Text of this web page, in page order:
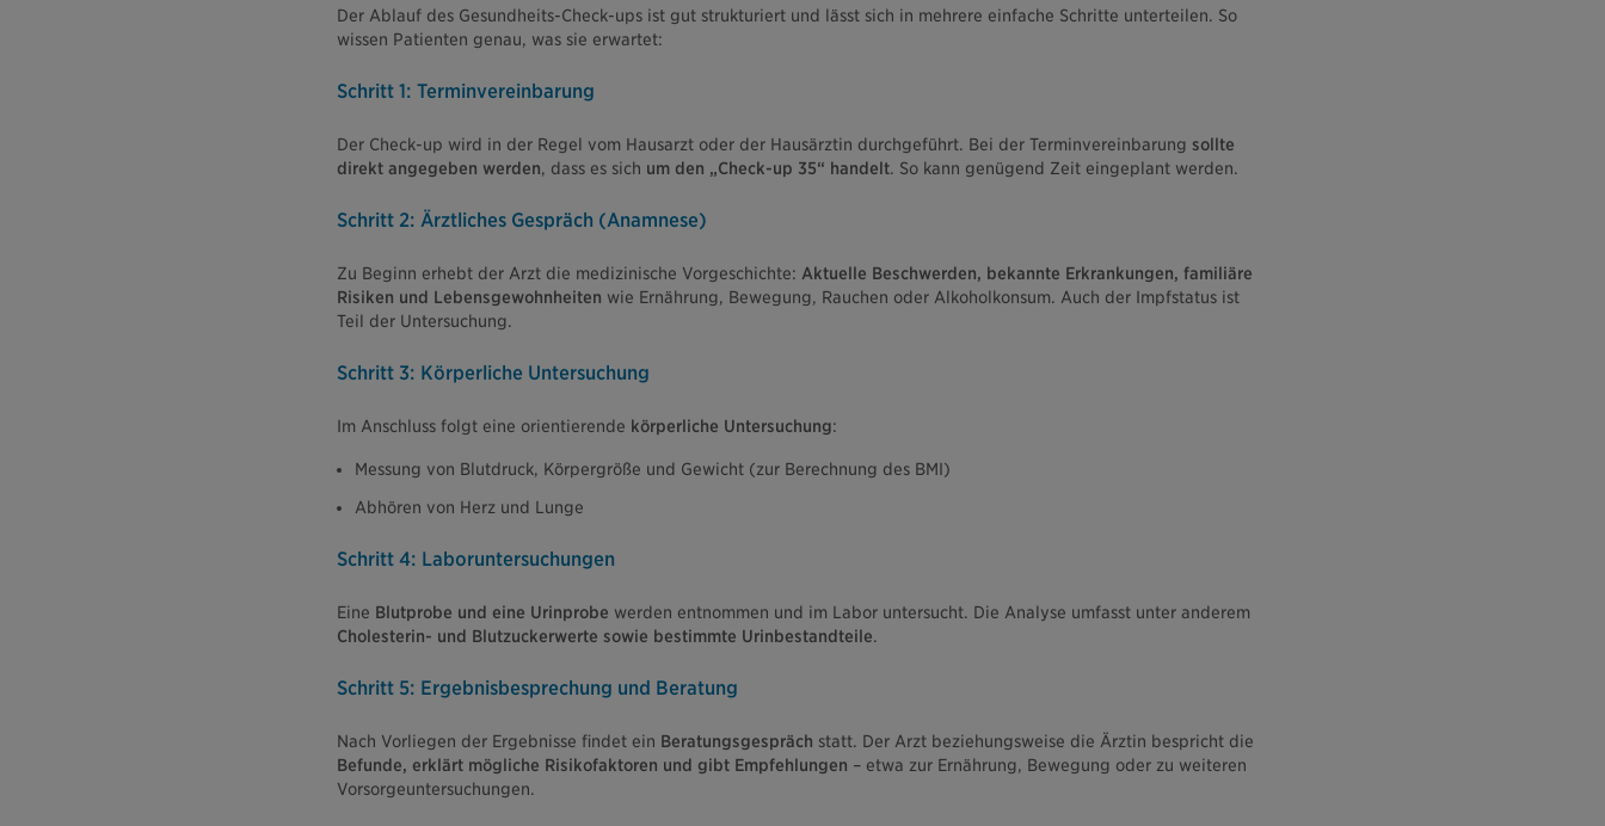
Der Ablauf des Gesundheits-Check-ups ist gut strukturiert und lässt sich in mehrere einfache Schritte unterteilen. So
wissen Patienten genau, was sie erwartet:
Schritt 1: Terminvereinbarung
Der Check-up wird in der Regel vom Hausarzt oder der Hausärztin durchgeführt. Bei der Terminvereinbarung sollte
direkt angegeben werden, dass es sich um den „Check-up 35“ handelt. So kann genügend Zeit eingeplant werden.
Schritt 2: Ärztliches Gespräch (Anamnese)
Zu Beginn erhebt der Arzt die medizinische Vorgeschichte: Aktuelle Beschwerden, bekannte Erkrankungen, familiäre
Risiken und Lebensgewohnheiten wie Ernährung, Bewegung, Rauchen oder Alkoholkonsum. Auch der Impfstatus ist
Teil der Untersuchung.
Schritt 3: Körperliche Untersuchung
Im Anschluss folgt eine orientierende körperliche Untersuchung:
Messung von Blutdruck, Körpergröße und Gewicht (zur Berechnung des BMI)
Abhören von Herz und Lunge
Schritt 4: Laboruntersuchungen
Eine Blutprobe und eine Urinprobe werden entnommen und im Labor untersucht. Die Analyse umfasst unter anderem
Cholesterin- und Blutzuckerwerte sowie bestimmte Urinbestandteile.
Schritt 5: Ergebnisbesprechung und Beratung
Nach Vorliegen der Ergebnisse findet ein Beratungsgespräch statt. Der Arzt beziehungsweise die Ärztin bespricht die
Befunde, erklärt mögliche Risikofaktoren und gibt Empfehlungen – etwa zur Ernährung, Bewegung oder zu weiteren
Vorsorgeuntersuchungen.